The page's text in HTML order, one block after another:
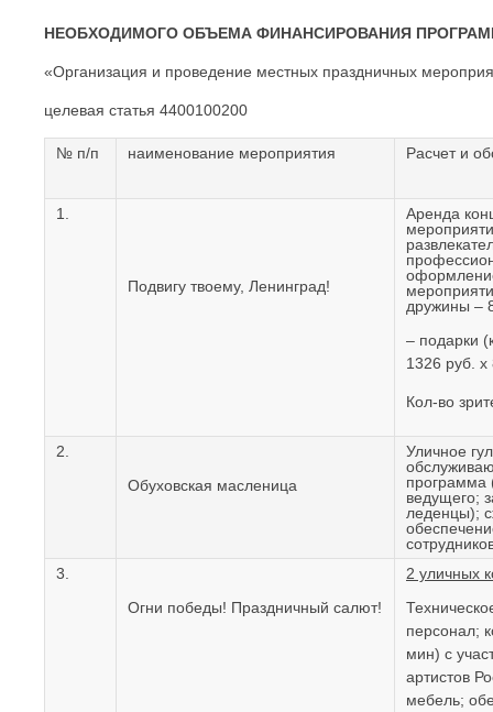
НЕОБХОДИМОГО ОБЪЕМА ФИНАНСИРОВАНИЯ
«Организация и проведение местных праздничных
целевая статья 4400100200
№ п/п наименование мероприятия Расчет и
1.
Подвигу твоему, Ленинград!
Аренда
дружины –
– подарки
1326 руб.
Кол-во
2.
Обуховская масленица
Уличное
программа
ведущего;
леденцы);
3.
Огни победы! Праздничный салют!
2 уличных
персонал;
мин) с
артистов
мебель;